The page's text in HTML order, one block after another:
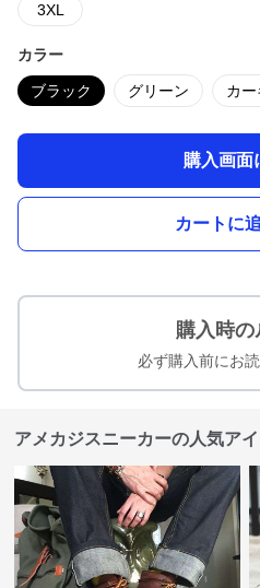
3XL
カラー
ブラック グリーン カー
購入画面
カートに
購入時の
必ず購入前にお
アメカジスニーカーの人気ア